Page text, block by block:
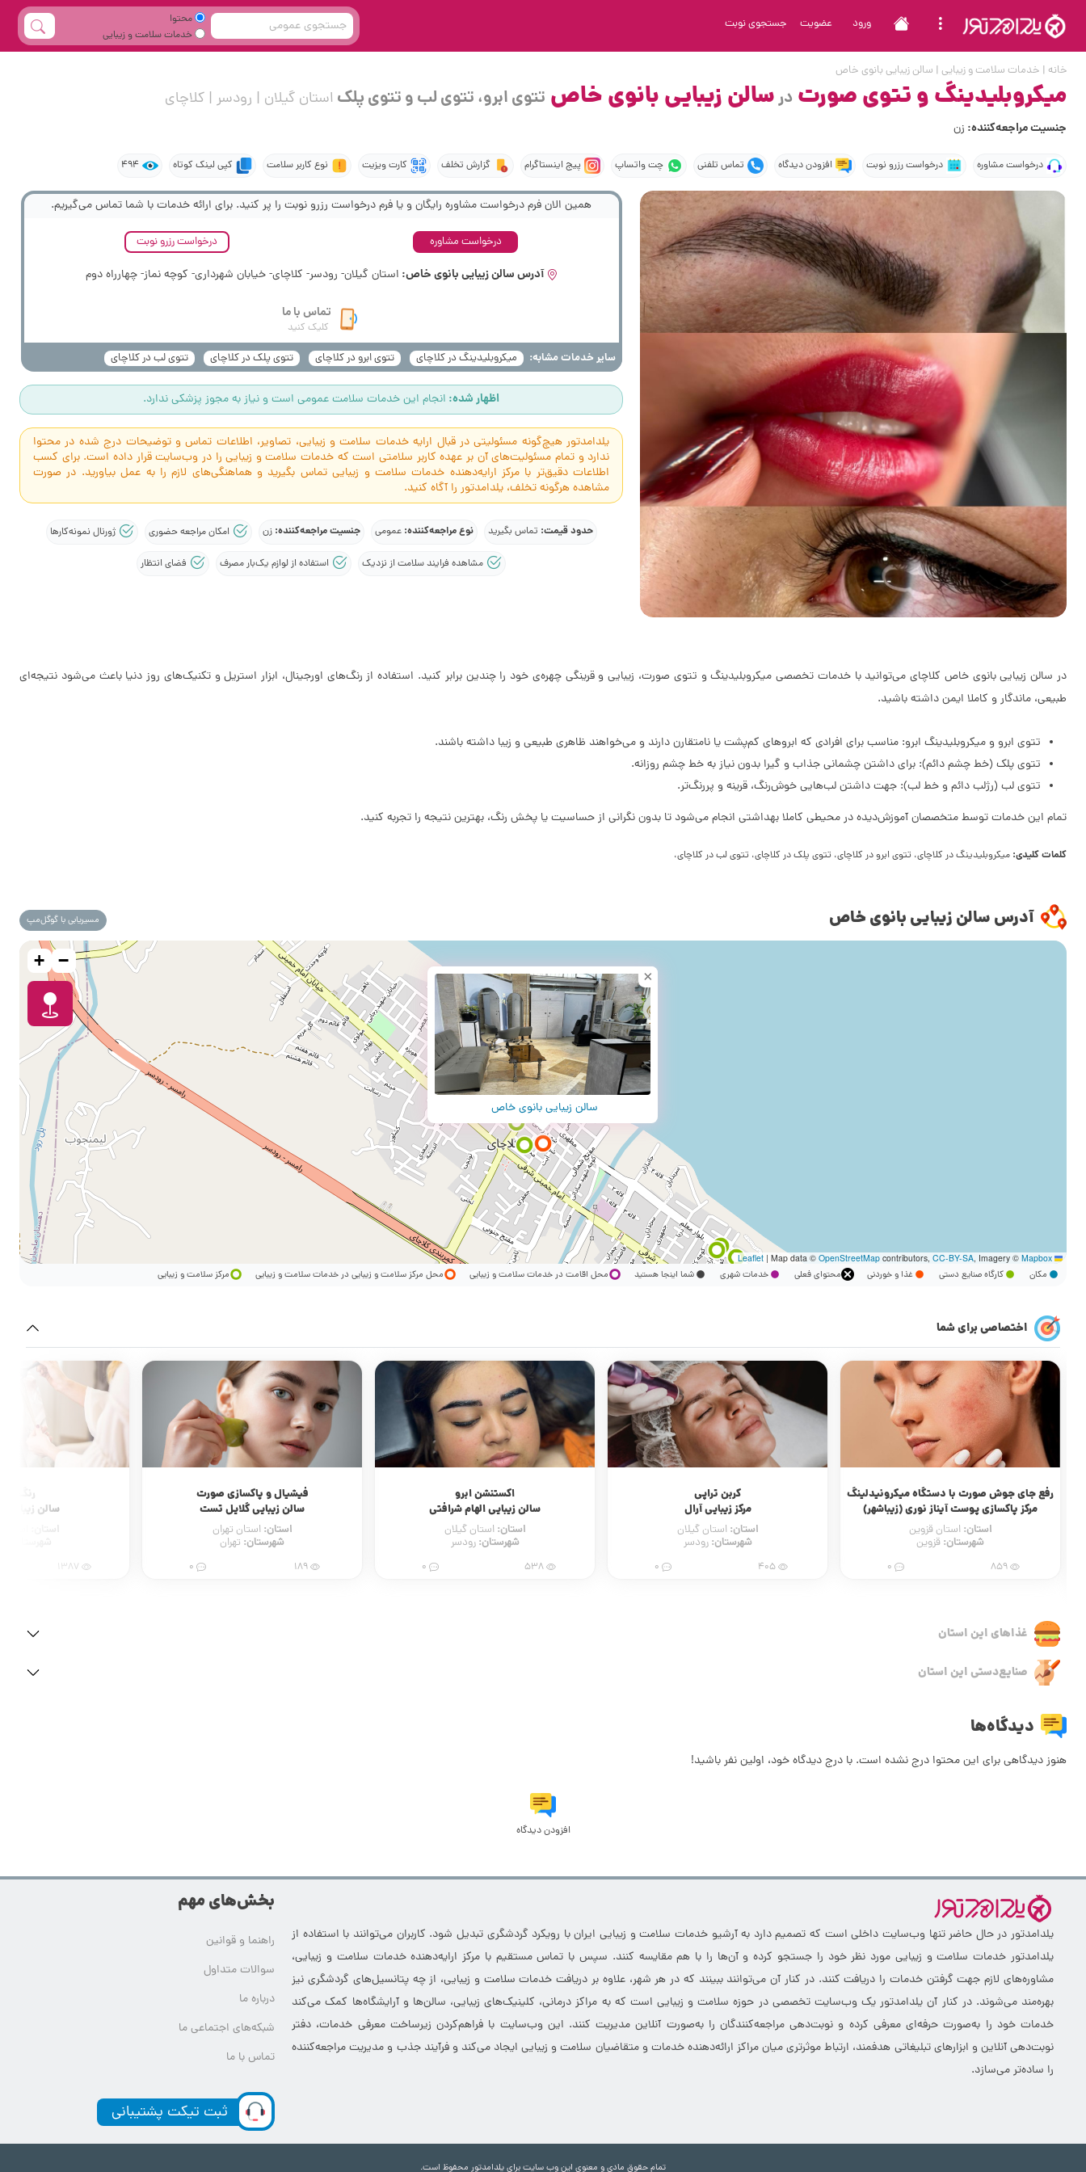
ورود عضویت جستجوی نوبت
محتوا
خدمات سلامت و زیبایی
خانه | خدمات سلامت و زیبایی | سالن زیبایی بانوی خاص
میکروبلیدینگ و تتوی صورت درسالن زیبایی بانوی خاص تتوی ابرو، تتوی لب و تتوی پلک استان گیلان | رودسر | کلاچای
جنسیت مراجعه‌کننده: زن
درخواست مشاوره درخواست رزرو نوبت افزودن دیدگاه تماس تلفنی چت واتساپ پیج اینستاگرام گزارش تخلف کارت ویزیت نوع کاربر سلامت کپی لینک کوتاه 494
همین الان فرم درخواست مشاوره رایگان و یا فرم درخواست رزرو نوبت را پر کنید. برای ارائه خدمات با شما تماس می‌گیریم.
درخواست مشاوره درخواست رزرو نوبت
آدرس سالن زیبایی بانوی خاص: استان گیلان- رودسر- کلاچای- خیابان شهرداری- کوچه نماز- چهارراه دوم
تماس با ما
کلیک کنید
سایر خدمات مشابه: میکروبلیدینگ در کلاچای تتوی ابرو در کلاچای تتوی پلک در کلاچای تتوی لب در کلاچای
اظهار شده: انجام این خدمات سلامت عمومی است و نیاز به مجوز پزشکی ندارد.
یلدامدتور هیچ‌گونه مسئولیتی در قبال ارایه خدمات سلامت و زیبایی، تصاویر، اطلاعات تماس و توضیحات درج شده در محتوا
ندارد و تمام مسئولیت‌های آن بر عهده کاربر سلامتی است که خدمات سلامت و زیبایی را در وب‌سایت قرار داده است. برای کسب
اطلاعات دقیق‌تر با مرکز ارایه‌دهنده خدمات سلامت و زیبایی تماس بگیرید و هماهنگی‌های لازم را به عمل بیاورید. در صورت
مشاهده هرگونه تخلف، یلدامدتور را آگاه کنید.
حدود قیمت: تماس بگیرید نوع مراجعه‌کننده:عمومی جنسیت مراجعه‌کننده:زن امکان مراجعه حضوری ژورنال نمونه‌کارها
مشاهده فرایند سلامت از نزدیک استفاده از لوازم یک‌بار مصرف فضای انتظار
در سالن زیبایی بانوی خاص کلاچای می‌توانید با خدمات تخصصی میکروبلیدینگ و تتوی صورت، زیبایی و قرینگی چهره‌ی خود را چندین برابر کنید. استفاده از رنگ‌های اورجینال، ابزار استریل و تکنیک‌های روز دنیا باعث می‌شود نتیجه‌ای
طبیعی، ماندگار و کاملا ایمن داشته باشید.
تتوی ابرو و میکروبلیدینگ ابرو: مناسب برای افرادی که ابروهای کم‌پشت یا نامتقارن دارند و می‌خواهند ظاهری طبیعی و زیبا داشته باشند.
تتوی پلک (خط چشم دائم): برای داشتن چشمانی جذاب و گیرا بدون نیاز به خط چشم روزانه.
تتوی لب (رژلب دائم و خط لب): جهت داشتن لب‌هایی خوش‌رنگ، قرینه و پررنگ‌تر.
تمام این خدمات توسط متخصصان آموزش‌دیده در محیطی کاملا بهداشتی انجام می‌شود تا بدون نگرانی از حساسیت یا پخش رنگ، بهترین نتیجه را تجربه کنید.
کلمات کلیدی: میکروبلیدینگ در کلاچای، تتوی ابرو در کلاچای، تتوی پلک در کلاچای، تتوی لب در کلاچای،
آدرس سالن زیبایی بانوی خاص مسیریابی با گوگل‌مپ
سالن زیبایی بانوی خاص
×
+ −
Leaflet
| Map data © OpenStreetMapcontributors, CC-BY-SA, Imagery © Mapbox
مکان کارگاه صنایع دستی غذا و خوردنی محتوای فعلی خدمات شهری شما اینجا هستید محل اقامت در خدمات سلامت و زیبایی محل مرکز سلامت و زیبایی در خدمات سلامت و زیبایی مرکز سلامت و زیبایی
اختصاصی برای شما
کربن تراپی
مرکز زیبایی آرال
استان:استان گیلان
شهرستان:رودسر
405
اکستنشن ابرو
سالن زیبایی الهام شرافتی
استان:استان گیلان
شهرستان:رودسر
538
فیشیال و پاکسازی صورت
سالن زیبایی گلایل تست
استان:استان تهران
شهرستان:تهران
189
رنگ مو
سالن زیبایی لولیتا
استان:استان تهران
شهرستان:تهران
1387
آرایش
آموزشگاه و
غذاهای این استان
صنایع‌دستی این استان
دیدگاه‌ها
هنوز دیدگاهی برای این محتوا درج نشده است. با درج دیدگاه خود، اولین نفر باشید!
افزودن دیدگاه
یلدامدتور در حال حاضر تنها وب‌سایت داخلی است که تصمیم دارد به آرشیو خدمات سلامت و زیبایی ایران با رویکرد گردشگری تبدیل شود. کاربران می‌توانند با استفاده از
یلدامدتور خدمات سلامت و زیبایی مورد نظر خود را جستجو کرده و آن‌ها را با هم مقایسه کنند. سپس با تماس مستقیم با مرکز ارایه‌دهنده خدمات سلامت و زیبایی،
مشاوره‌های لازم جهت گرفتن خدمات را دریافت کنند. در کنار آن می‌توانند ببینند که در هر شهر، علاوه بر دریافت خدمات سلامت و زیبایی، از چه پتانسیل‌های گردشگری نیز
بهره‌مند می‌شوند. در کنار آن یلدامدتور یک وب‌سایت تخصصی در حوزه سلامت و زیبایی است که به مراکز درمانی، کلینیک‌های زیبایی، سالن‌ها و آرایشگاه‌ها کمک می‌کند
خدمات خود را به‌صورت حرفه‌ای معرفی کرده و نوبت‌دهی مراجعه‌کنندگان را به‌صورت آنلاین مدیریت کنند. این وب‌سایت با فراهم‌کردن زیرساخت معرفی خدمات، دفتر
نوبت‌دهی آنلاین و ابزارهای تبلیغاتی هدفمند، ارتباط موثرتری میان مراکز ارائه‌دهنده خدمات و متقاضیان سلامت و زیبایی ایجاد می‌کند و فرآیند جذب و مدیریت مراجعه‌کننده
را ساده‌تر می‌سازد.
بخش‌های مهم
راهنما و قوانین
سوالات متداول
درباره ما
شبکه‌های اجتماعی ما
تماس با ما
ثبت تیکت پشتیبانی
تمام حقوق مادی و معنوی این وب سایت برای یلدامدتور محفوظ است.